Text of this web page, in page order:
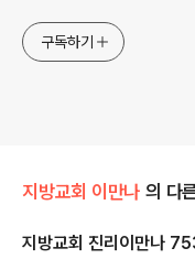
구독하기
지방교회 이만나 의 다
지방교회 진리이만나